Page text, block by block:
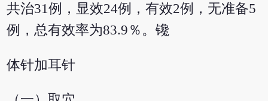
共治31例，显效24例，有效2例，无准备5
例，总有效率为83.9％。镵
体针加耳针